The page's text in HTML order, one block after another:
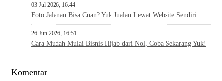
03 Jul 2026, 16:44
Foto Jalanan Bisa Cuan? Yuk Jualan Lewat Website Sendiri
26 Jun 2026, 16:51
Cara Mudah Mulai Bisnis Hijab dari Nol, Coba Sekarang Yuk!
Komentar